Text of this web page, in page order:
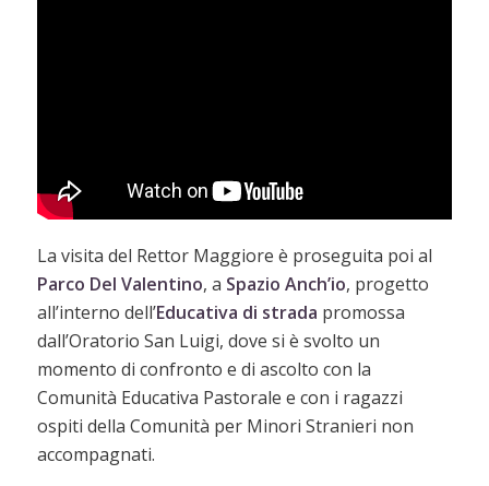
La visita del Rettor Maggiore è proseguita poi al
Parco Del Valentino, a Spazio Anch’io, progetto
all’interno dell’Educativa di strada promossa
dall’Oratorio San Luigi, dove si è svolto un
momento di confronto e di ascolto con la
Comunità Educativa Pastorale e con i ragazzi
ospiti della Comunità per Minori Stranieri non
accompagnati.